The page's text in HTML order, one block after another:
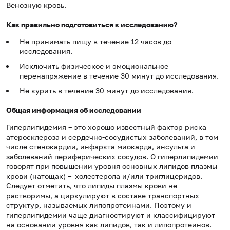
Венозную кровь.
Как правильно подготовиться к исследованию?
Не принимать пищу в течение 12 часов до
исследования.
Исключить физическое и эмоциональное
перенапряжение в течение 30 минут до исследования.
Не курить в течение 30 минут до исследования.
Общая информация об исследовании
Гиперлипидемия – это хорошо известный фактор риска
атеросклероза и сердечно-сосудистых заболеваний, в том
числе стенокардии, инфаркта миокарда, инсульта и
заболеваний периферических сосудов. О гиперлипидемии
говорят при повышении уровня основных липидов плазмы
крови (натощак) – холестерола и/или триглицеридов.
Следует отметить, что липиды плазмы крови не
растворимы, а циркулируют в составе транспортных
структур, называемых липопротеинами. Поэтому и
гиперлипидемии чаще диагностируют и классифицируют
на основании уровня как липидов, так и липопротеинов.